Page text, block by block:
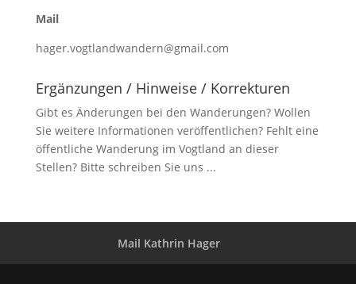
Mail
hager.vogtlandwandern@gmail.com
Ergänzungen / Hinweise / Korrekturen
Gibt es Änderungen bei den Wanderungen? Wollen
Sie weitere Informationen veröffentlichen? Fehlt eine
öffentliche Wanderung im Vogtland an dieser
Stellen? Bitte schreiben Sie uns ...
Mail Kathrin Hager